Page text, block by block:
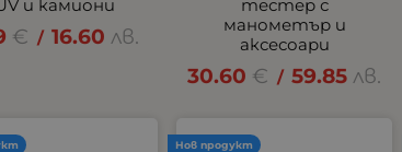
и камиони
€ / 16.60 лв.
тестер с
манометър и
аксесоари
30.60 € / 59.85 лв.
Нов продукт